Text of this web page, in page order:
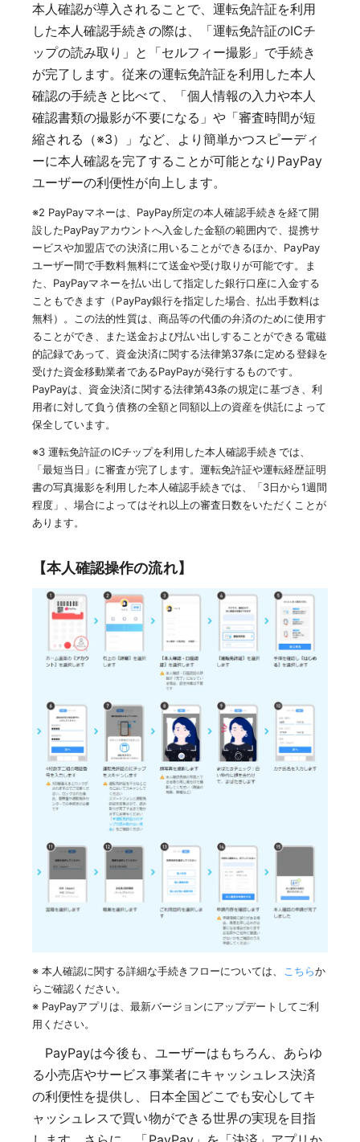
本人確認が導入されることで、運転免許証を利用
した本人確認手続きの際は、「運転免許証のICチ
ップの読み取り」と「セルフィー撮影」で手続き
が完了します。従来の運転免許証を利用した本人
確認の手続きと比べて、「個人情報の入力や本人
確認書類の撮影が不要になる」や「審査時間が短
縮される（※3）」など、より簡単かつスピーディ
ーに本人確認を完了することが可能となりPayPay
ユーザーの利便性が向上します。
※2 PayPayマネーは、PayPay所定の本人確認手続きを経て開
設したPayPayアカウントへ入金した金額の範囲内で、提携サ
ービスや加盟店での決済に用いることができるほか、PayPay
ユーザー間で手数料無料にて送金や受け取りが可能です。ま
た、PayPayマネーを払い出して指定した銀行口座に入金する
こともできます（PayPay銀行を指定した場合、払出手数料は
無料）。この法的性質は、商品等の代価の弁済のために使用す
ることができ、また送金および払い出しすることができる電磁
的記録であって、資金決済に関する法律第37条に定める登録を
受けた資金移動業者であるPayPayが発行するものです。
PayPayは、資金決済に関する法律第43条の規定に基づき、利
用者に対して負う債務の全額と同額以上の資産を供託によって
保全しています。
※3 運転免許証のICチップを利用した本人確認手続きでは、
「最短当日」に審査が完了します。運転免許証や運転経歴証明
書の写真撮影を利用した本人確認手続きでは、「3日から1週間
程度」、場合によってはそれ以上の審査日数をいただくことが
あります。
【本人確認操作の流れ】
※ 本人確認に関する詳細な手続きフローについては、 こちらか
らご確認ください。
※ PayPayアプリは、最新バージョンにアップデートしてご利
用ください。
PayPayは今後も、ユーザーはもちろん、あらゆ
る小売店やサービス事業者にキャッシュレス決済
の利便性を提供し、日本全国どこでも安心してキ
ャッシュレスで買い物ができる世界の実現を目指